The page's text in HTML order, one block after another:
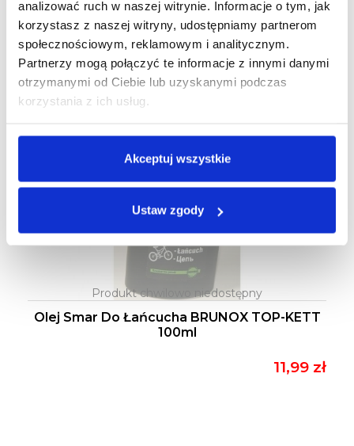
analizować ruch w naszej witrynie. Informacje o tym, jak
korzystasz z naszej witryny, udostępniamy partnerom
społecznościowym, reklamowym i analitycznym.
Partnerzy mogą połączyć te informacje z innymi danymi
otrzymanymi od Ciebie lub uzyskanymi podczas
korzystania z ich usług.
Akceptuj wszystkie
Ustaw zgody
Klienci którzy zakupili ten produkt
kupili również:
Olej Smar Do Łańcucha BRUNOX TOP-KETT
100ml
11,99 zł